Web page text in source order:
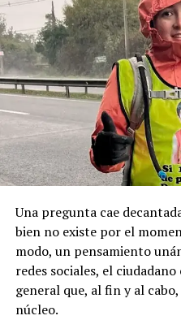
locales, principalmente de
Pese a la gravedad a la
registraron
sanciones políticas
geopolítica que es tan
Recordemos que el 21 de
la Toma de Posesión del
el capitán Juan Guillermos
Goleta de Guerra Ancud
de estas tierras
nacional declarando este
Una pregunta cae
bien no existe por el
modo, un pensamiento
redes sociales, el
general que, al fin y al
núcleo.